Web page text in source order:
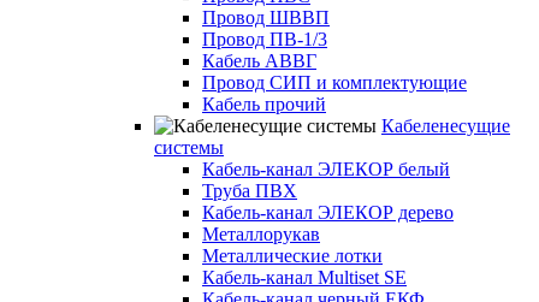
Провод ШВВП
Провод ПВ-1/3
Кабель АВВГ
Провод СИП и комплектующие
Кабель прочий
Кабеленесущие
системы
Кабель-канал ЭЛЕКОР белый
Труба ПВХ
Кабель-канал ЭЛЕКОР дерево
Металлорукав
Металлические лотки
Кабель-канал Multiset SE